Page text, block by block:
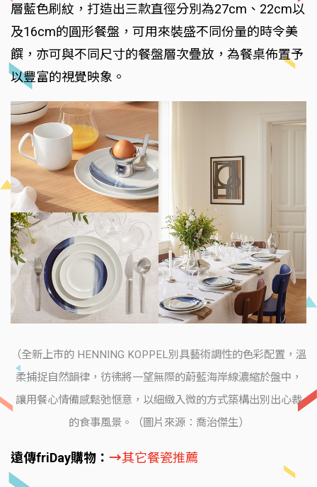
層藍色刷紋，打造出三款直徑分別為27cm、22cm以
及16cm的圓形餐盤，可用來裝盛不同份量的時令美
饌，亦可與不同尺寸的餐盤層次疊放，為餐桌佈置予
以豐富的視覺映象。
（全新上市的 HENNING KOPPEL別具藝術調性的色彩配置，溫
柔捕捉自然韻律，彷彿將一望無際的蔚藍海岸線濃縮於盤中，
讓用餐心情備感鬆弛愜意，以細緻入微的方式築構出別出心裁
的食事風景。（圖片來源：喬治傑生）
遠傳friDay購物： →其它餐瓷推薦